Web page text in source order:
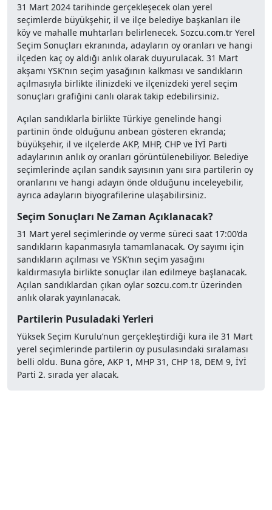
31 Mart 2024 tarihinde gerçekleşecek olan yerel
seçimlerde büyükşehir, il ve ilçe belediye başkanları ile
köy ve mahalle muhtarları belirlenecek. Sozcu.com.tr Yerel
Seçim Sonuçları ekranında, adayların oy oranları ve hangi
ilçeden kaç oy aldığı anlık olarak duyurulacak. 31 Mart
akşamı YSK’nın seçim yasağının kalkması ve sandıkların
açılmasıyla birlikte ilinizdeki ve ilçenizdeki yerel seçim
sonuçları grafiğini canlı olarak takip edebilirsiniz.
Açılan sandıklarla birlikte Türkiye genelinde hangi
partinin önde olduğunu anbean gösteren ekranda;
büyükşehir, il ve ilçelerde AKP, MHP, CHP ve İYİ Parti
adaylarının anlık oy oranları görüntülenebiliyor. Belediye
seçimlerinde açılan sandık sayısının yanı sıra partilerin oy
oranlarını ve hangi adayın önde olduğunu inceleyebilir,
ayrıca adayların biyografilerine ulaşabilirsiniz.
Seçim Sonuçları Ne Zaman Açıklanacak?
31 Mart yerel seçimlerinde oy verme süreci saat 17:00’da
sandıkların kapanmasıyla tamamlanacak. Oy sayımı için
sandıkların açılması ve YSK’nın seçim yasağını
kaldırmasıyla birlikte sonuçlar ilan edilmeye başlanacak.
Açılan sandıklardan çıkan oylar sozcu.com.tr üzerinden
anlık olarak yayınlanacak.
Partilerin Pusuladaki Yerleri
Yüksek Seçim Kurulu’nun gerçekleştirdiği kura ile 31 Mart
yerel seçimlerinde partilerin oy pusulasındaki sıralaması
belli oldu. Buna göre, AKP 1, MHP 31, CHP 18, DEM 9, İYİ
Parti 2. sırada yer alacak.